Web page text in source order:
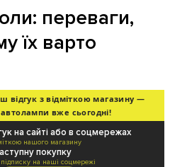
переваги,
їх варто
відгук з відміткою магазину —
вже сьогодні!
на сайті або в соцмережах
нашого магазину
покупку
на наші соцмережі